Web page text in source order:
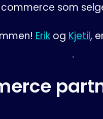
som
Erik og Kjetil,